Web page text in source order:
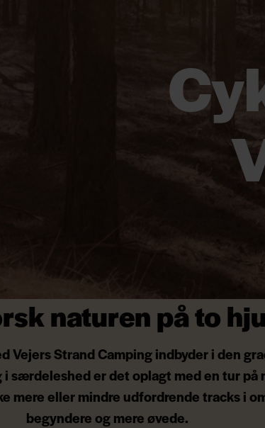
naturen på to
Vejers Strand Camping indbyder i den
i særdeleshed er det oplagt med en tur på
mere eller mindre udfordrende tracks i
begyndere og mere øvede.